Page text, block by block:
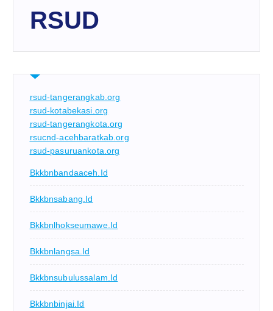
RSUD
rsud-tangerangkab.org
rsud-kotabekasi.org
rsud-tangerangkota.org
rsucnd-acehbaratkab.org
rsud-pasuruankota.org
Bkkbnbandaaceh.id
Bkkbnsabang.id
Bkkbnlhokseumawe.id
Bkkbnlangsa.id
Bkkbnsubulussalam.id
Bkkbnbinjai.id